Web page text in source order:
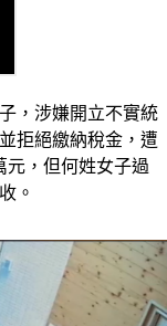
，涉嫌開立不實統
拒絕繳納稅金，遭
元，但何姓女子過
。